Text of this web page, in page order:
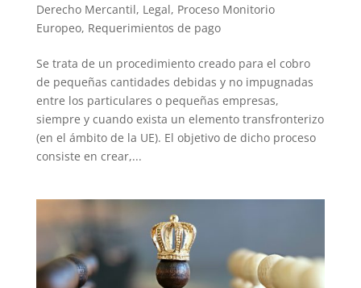
Derecho Mercantil, Legal, Proceso Monitorio
Europeo, Requerimientos de pago
Se trata de un procedimiento creado para el cobro
de pequeñas cantidades debidas y no impugnadas
entre los particulares o pequeñas empresas,
siempre y cuando exista un elemento transfronterizo
(en el ámbito de la UE). El objetivo de dicho proceso
consiste en crear,...